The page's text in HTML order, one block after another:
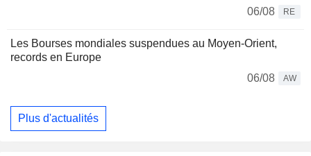
06/08
RE
Les Bourses mondiales suspendues au Moyen-Orient,
records en Europe
06/08
AW
Plus d'actualités